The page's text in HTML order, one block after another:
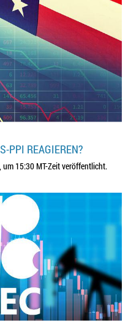
PPI REAGIEREN?
15:30 MT-Zeit veröffentlicht.